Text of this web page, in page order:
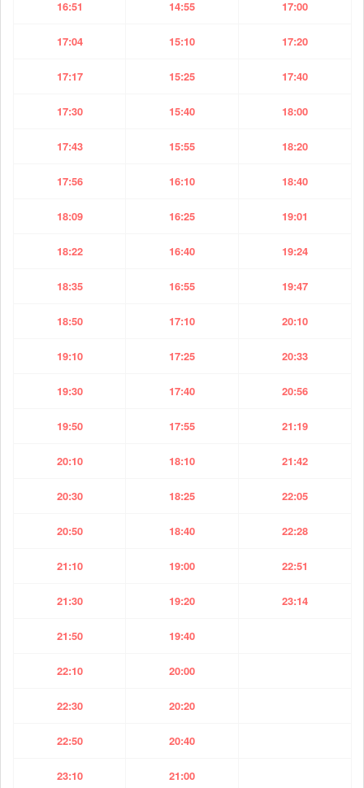
16:51 14:55 17:00
17:04 15:10 17:20
17:17 15:25 17:40
17:30 15:40 18:00
17:43 15:55 18:20
17:56 16:10 18:40
18:09 16:25 19:01
18:22 16:40 19:24
18:35 16:55 19:47
18:50 17:10 20:10
19:10 17:25 20:33
19:30 17:40 20:56
19:50 17:55 21:19
20:10 18:10 21:42
20:30 18:25 22:05
20:50 18:40 22:28
21:10 19:00 22:51
21:30 19:20 23:14
21:50 19:40
22:10 20:00
22:30 20:20
22:50 20:40
23:10 21:00